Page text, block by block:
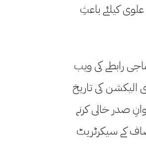
کیلئے باعثِ
رابطے کی ویب
الیکشن کی تاریخ
صدر خالی کرنے
کے سیکرٹریٹ